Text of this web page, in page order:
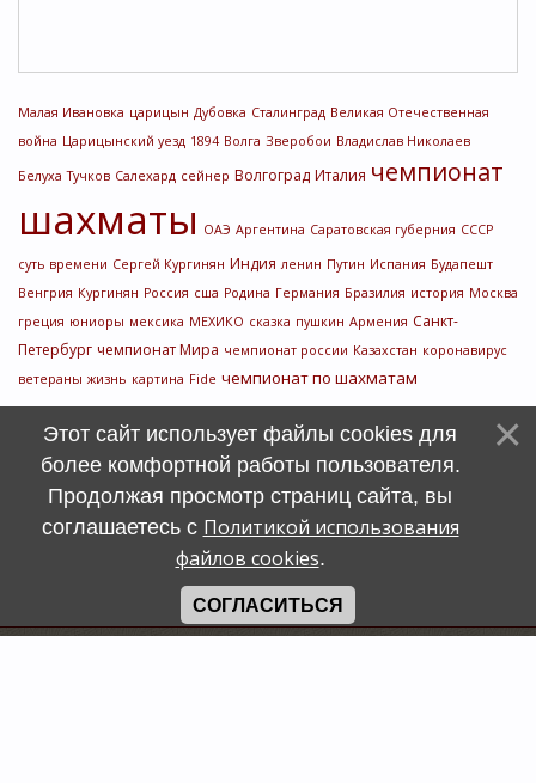
Малая Ивановка царицын Дубовка Сталинград Великая Отечественная
война Царицынский уезд 1894 Волга Зверобои Владислав Николаев
Белуха Тучков Салехард сейнер Волгоград Италия чемпионат
шахматы ОАЭ Аргентина Саратовская губерния СССР
суть времени Сергей Кургинян Индия ленин Путин Испания Будапешт
Венгрия Кургинян Россия сша Родина Германия Бразилия история Москва
греция юниоры мексика МЕХИКО сказка пушкин Армения Санкт-
Петербург чемпионат Мира чемпионат россии Казахстан коронавирус
ветераны жизнь картина Fide чемпионат по шахматам
Этот сайт использует файлы cookies для
более комфортной работы пользователя.
Продолжая просмотр страниц сайта, вы
соглашаетесь с Политикой использования
файлов cookies.
СОГЛАСИТЬСЯ